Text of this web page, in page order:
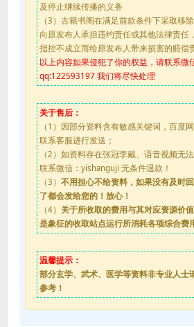
及停止继续传播的义务
（3）古籍书阁在满足前款条件下采取移
向原发布人承担违约责任或其他法律责任
指控不成立而给原发布人带来损害的赔偿
以上内容如果侵犯了你的权益，请联系微
qq:122593197 我们将尽快处理
关于售后：
（1）因部分资料含有敏感关键词，百度
联系客服进行发送；
（2）如资料存在张冠李戴、语音视频无
联系微信：yishanguji 无条件退款！
（3） 不用担心不给资料，如果没有及时
了都会发给您的！放心！
（4） 关于所收取的费用与其对应资源价
是象征的收取站点运行所消耗各项综合费
温馨提示：
部分玄学、武术、医学等资料非专业人士
参考！